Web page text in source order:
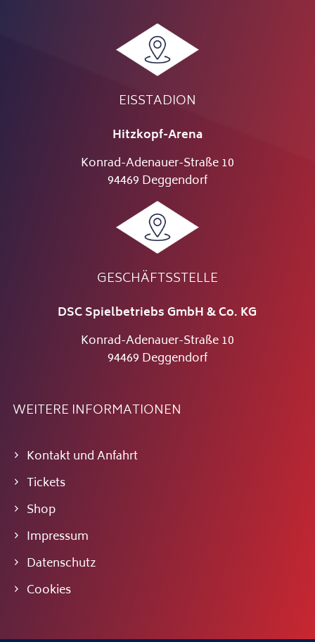
EISSTADION
Hitzkopf-Arena
Konrad-Adenauer-Straße 10
94469 Deggendorf
GESCHÄFTSSTELLE
DSC Spielbetriebs GmbH & Co. KG
Konrad-Adenauer-Straße 10
94469 Deggendorf
WEITERE INFORMATIONEN
Kontakt und Anfahrt
Tickets
Shop
Impressum
Datenschutz
Cookies